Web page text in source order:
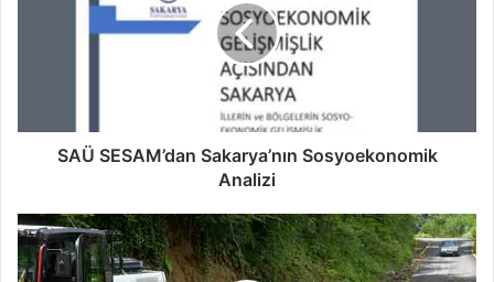
SAÜ SESAM’dan Sakarya’nın Sosyoekonomik
Analizi
Hendek
Belediyesi’nden
Tüm